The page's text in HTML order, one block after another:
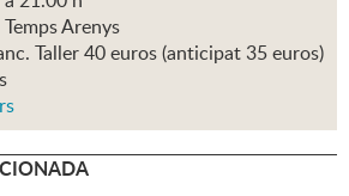
Arenys
Taller 40 euros (anticipat 35 euros)